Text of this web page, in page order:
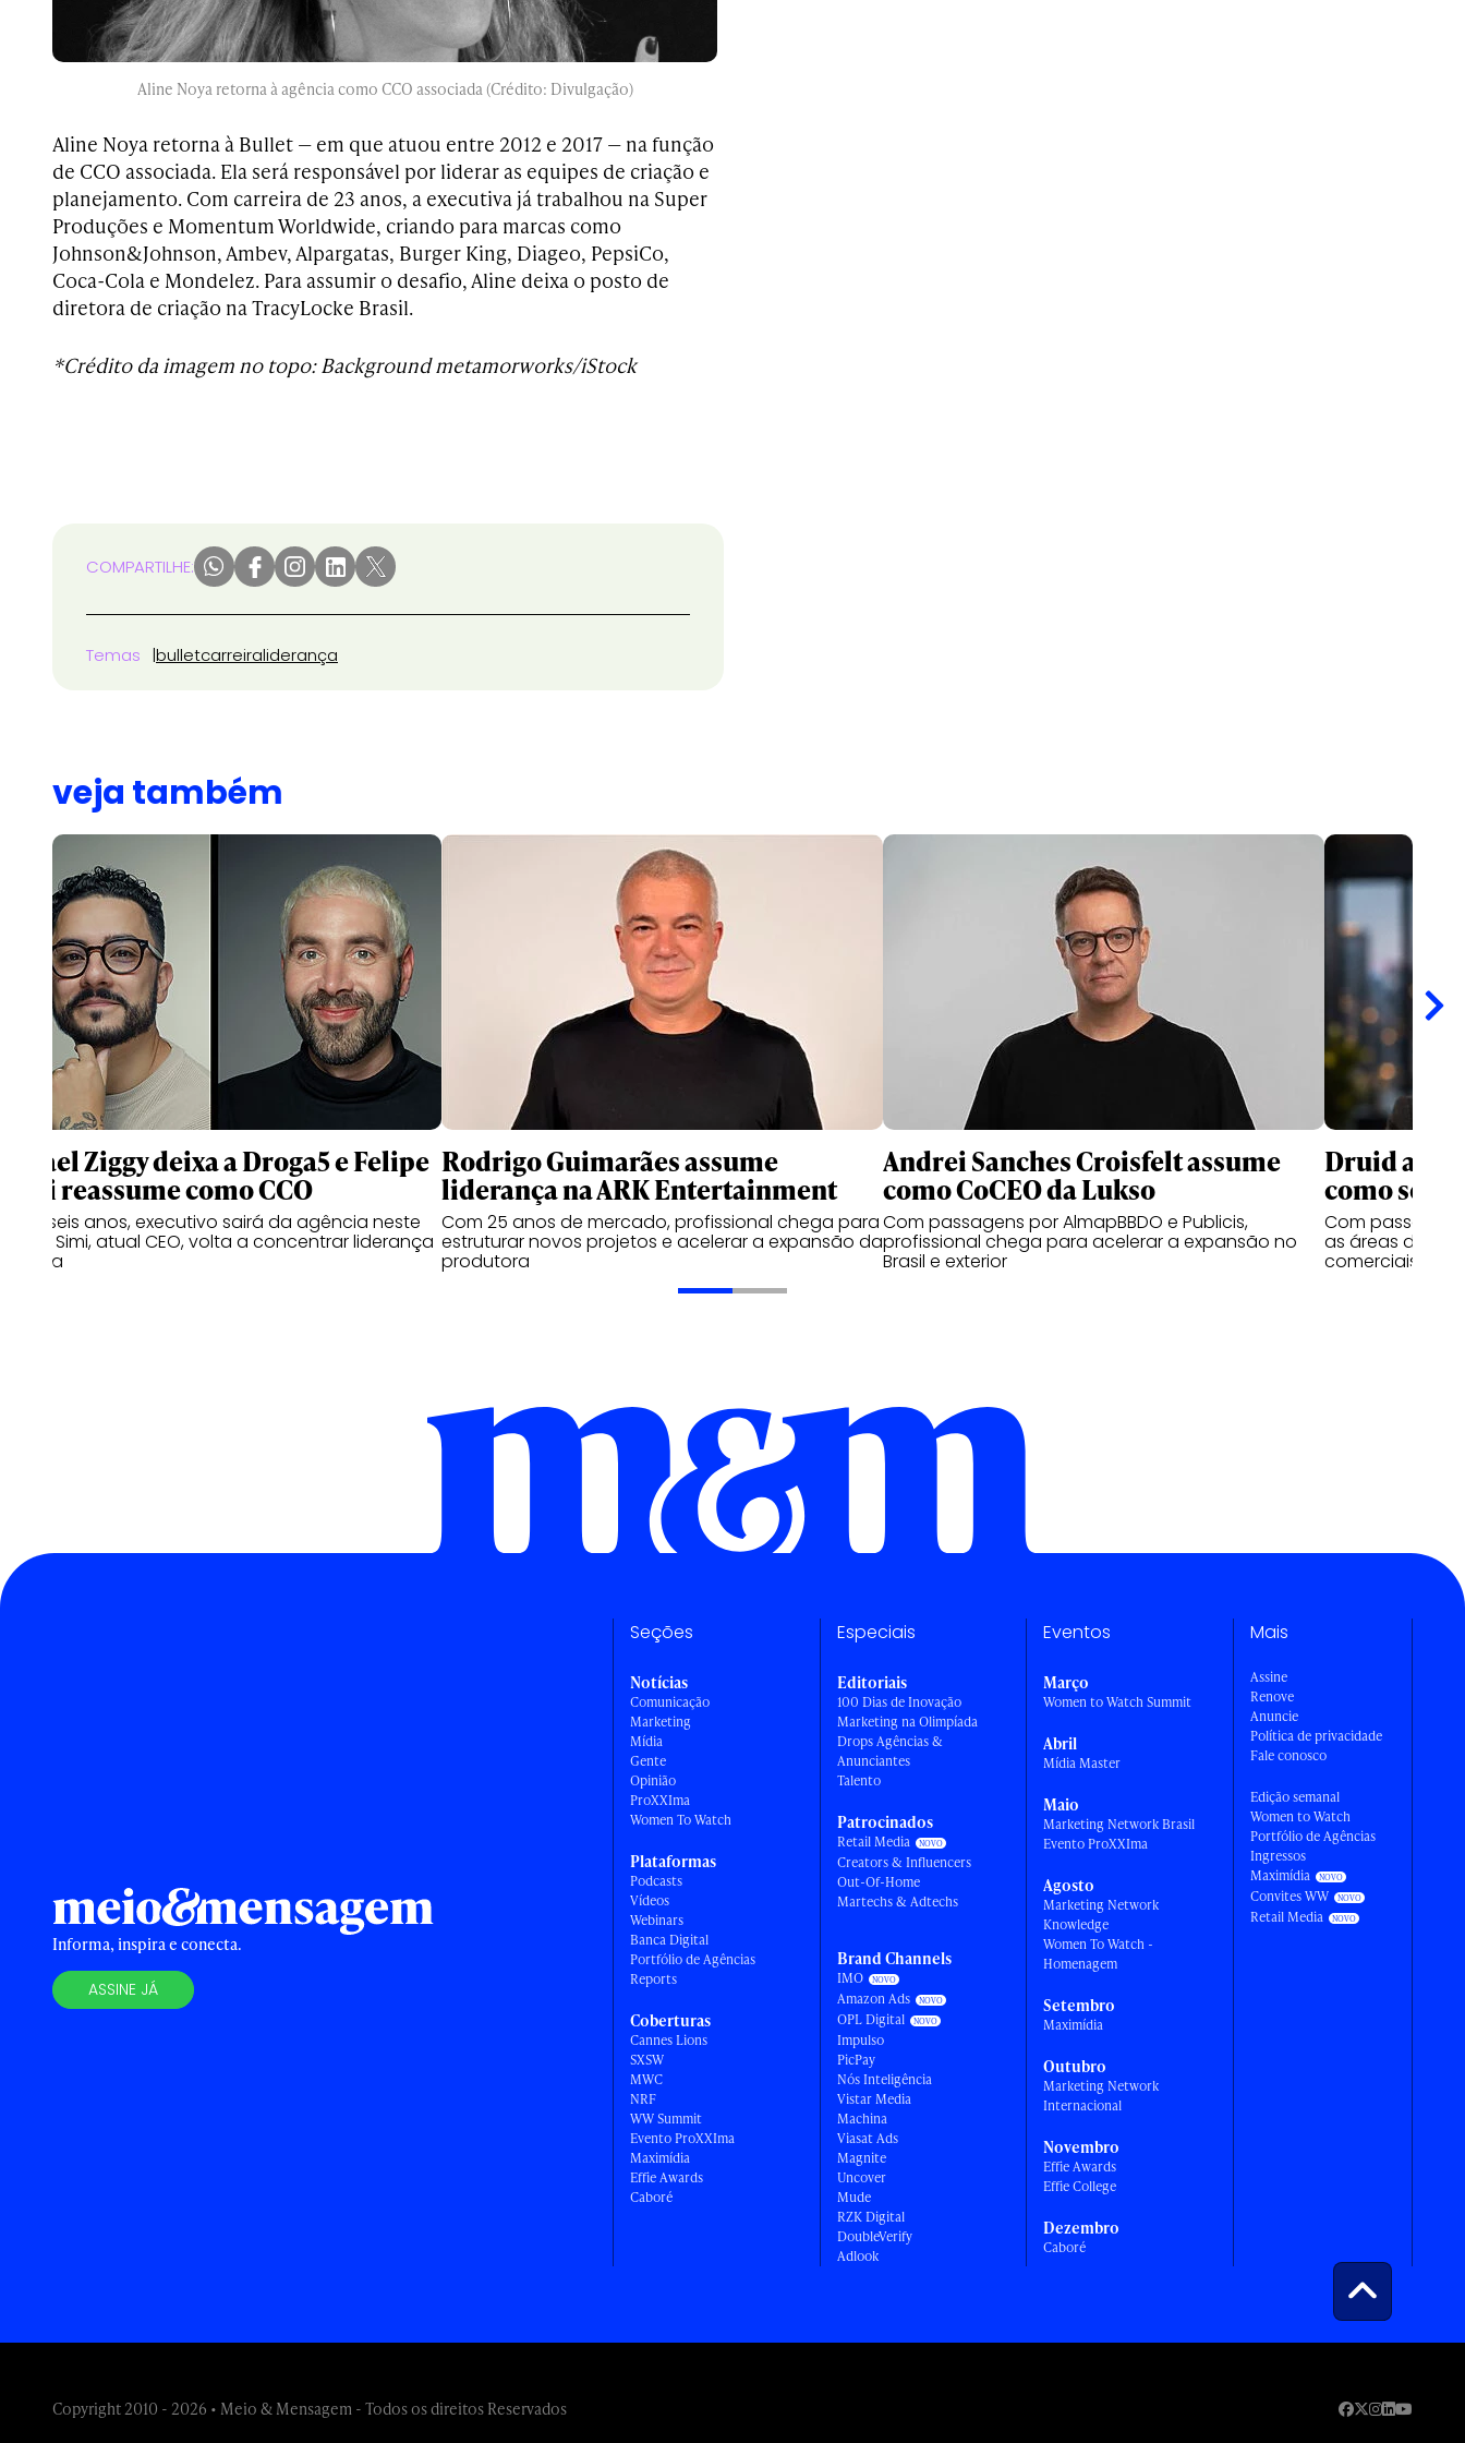
Aline Noya retorna à agência como CCO associada (Crédito: Divulgação)
Aline Noya retorna à Bullet — em que atuou entre 2012 e 2017 — na função
de CCO associada. Ela será responsável por liderar as equipes de criação e
planejamento. Com carreira de 23 anos, a executiva já trabalhou na Super
Produções e Momentum Worldwide, criando para marcas como
Johnson&Johnson, Ambev, Alpargatas, Burger King, Diageo, PepsiCo,
Coca-Cola e Mondelez. Para assumir o desafio, Aline deixa o posto de
diretora de criação na TracyLocke Brasil.
*Crédito da imagem no topo: Background metamorworks/iStock
COMPARTILHE:
Temas bulletcarreiraliderança
veja também
Rafael Ziggy deixa a Droga5 e Felipe
Simi reassume como CCO
Após seis anos, executivo sairá da agência neste
mês e Simi, atual CEO, volta a concentrar liderança
criativa
Rodrigo Guimarães assume
liderança na ARK Entertainment
Com 25 anos de mercado, profissional chega para
estruturar novos projetos e acelerar a expansão da
produtora
Andrei Sanches Croisfelt assume
como CoCEO da Lukso
Com passagens por AlmapBBDO e Publicis,
profissional chega para acelerar a expansão no
Brasil e exterior
Druid
como sócia
Com
as áreas de
comerciais
Informa, inspira e conecta.
ASSINE JÁ
Seções
Notícias
Comunicação
Marketing
Mídia
Gente
Opinião
ProXXIma
Women To Watch
Plataformas
Podcasts
Vídeos
Webinars
Banca Digital
Portfólio de Agências
Reports
Coberturas
Cannes Lions
SXSW
MWC
NRF
WW Summit
Evento ProXXIma
Maximídia
Effie Awards
Caboré
Especiais
Editoriais
100 Dias de Inovação
Marketing na Olimpíada
Drops Agências &
Anunciantes
Talento
Patrocinados
Retail Media
Creators & Influencers
Out-Of-Home
Martechs & Adtechs
Brand Channels
IMO
Amazon Ads
OPL Digital
Impulso
PicPay
Nós Inteligência
Vistar Media
Machina
Viasat Ads
Magnite
Uncover
Mude
RZK Digital
DoubleVerify
Adlook
Eventos
Março
Women to Watch Summit
Abril
Mídia Master
Maio
Marketing Network Brasil
Evento ProXXIma
Agosto
Marketing Network
Knowledge
Women To Watch -
Homenagem
Setembro
Maximídia
Outubro
Marketing Network
Internacional
Novembro
Effie Awards
Effie College
Dezembro
Caboré
Mais
Assine
Renove
Anuncie
Política de privacidade
Fale conosco
Edição semanal
Women to Watch
Portfólio de Agências
Ingressos
Maximídia
Convites WW
Retail Media
Copyright 2010 - 2026 • Meio & Mensagem - Todos os direitos Reservados